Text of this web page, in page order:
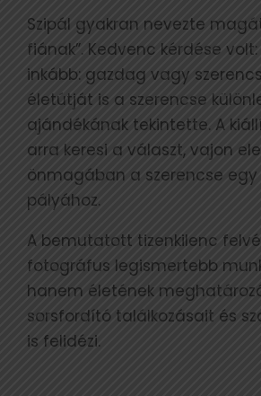
Szipál gyakran nevezte
fiának”. Kedvenc kérdése
inkább: gazdag vagy
életútját is a szerencse
ajándékának tekintette. A
arra keresi a választ, vajon
önmagában a szerencse egy
pályához.
A bemutatott tizenkilenc
fotográfus legismertebb
hanem életének
sorsfordító találkozásait és
is felidézi.